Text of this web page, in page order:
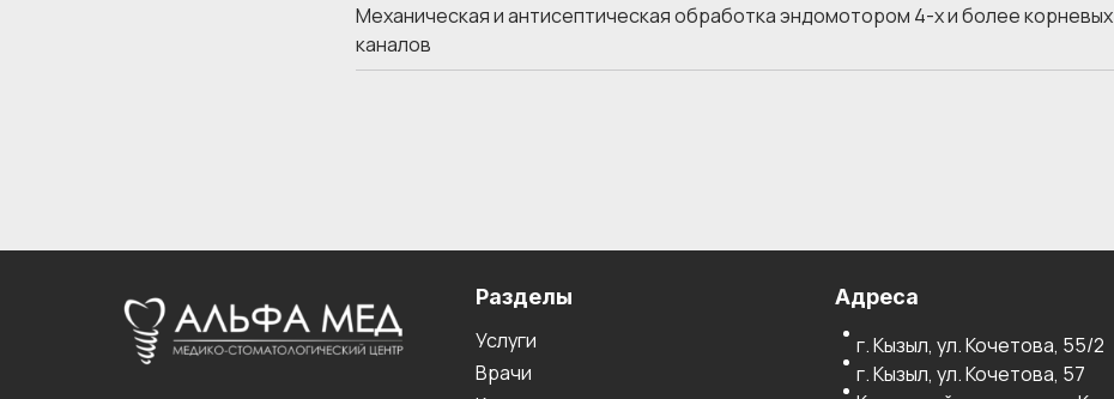
Механическая и антисептическая обработка эндомотором 4-х и более корневых
каналов
Разделы
Услуги
Врачи
Адреса
г. Кызыл, ул. Кочетова, 55/2
г. Кызыл, ул. Кочетова, 57